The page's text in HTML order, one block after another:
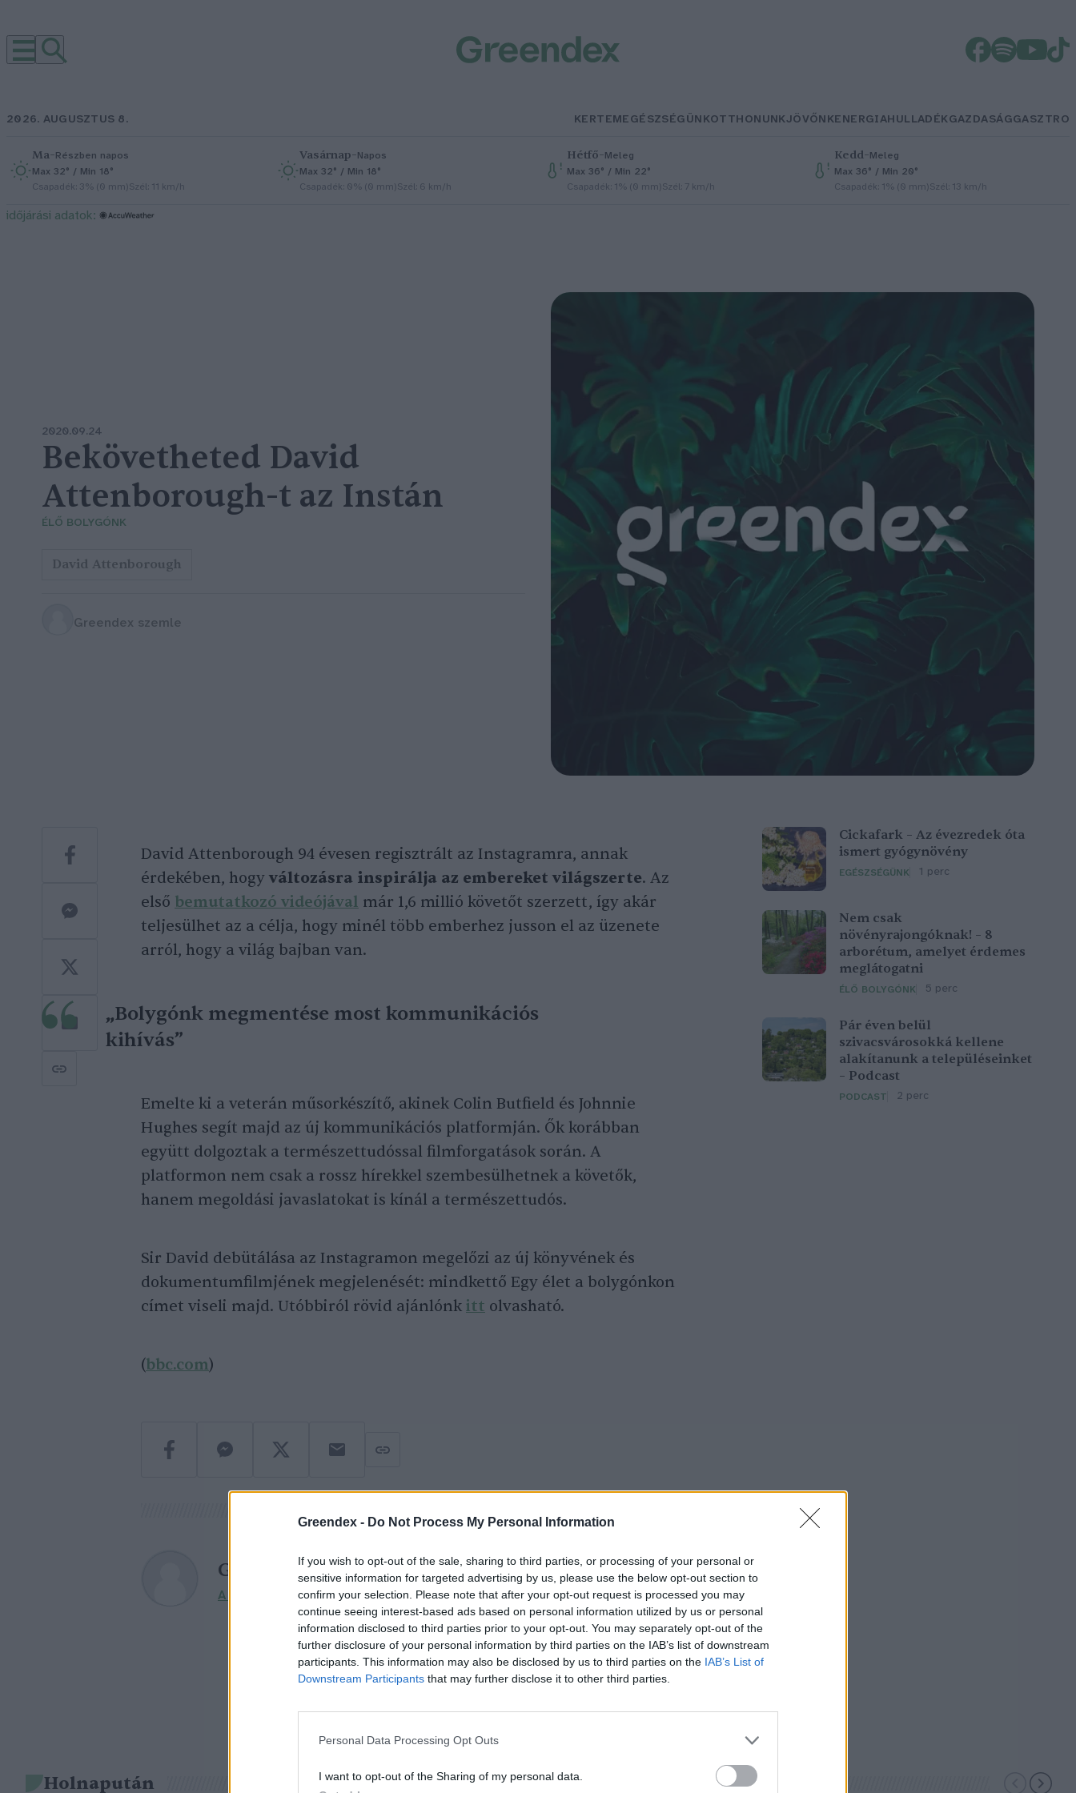
Greendex - Do Not Process My Personal Information
If you wish to opt-out of the sale, sharing to third parties, or processing of your personal or
sensitive information for targeted advertising by us, please use the below opt-out section to
confirm your selection. Please note that after your opt-out request is processed you may
continue seeing interest-based ads based on personal information utilized by us or personal
information disclosed to third parties prior to your opt-out. You may separately opt-out of the
further disclosure of your personal information by third parties on the IAB’s list of downstream
participants. This information may also be disclosed by us to third parties on the IAB’s List of
Downstream Participants that may further disclose it to other third parties.
Personal Data Processing Opt Outs
I want to opt-out of the Sharing of my personal data.
2026. AUGUSZTUS 8. KERTEMEGÉSZSÉGÜNKOTTHONUNKJÖVŐNKENERGIAHULLADÉKGAZDASÁGGASZTRO
Ma–Részben napos
Max 32° / Min 18°
Csapadék: 3% (0 mm)Szél: 11 km/h
Vasárnap–Napos
Max 32° / Min 18°
Csapadék: 0% (0 mm)Szél: 6 km/h
Hétfő–Meleg
Max 36° / Min 22°
Csapadék: 1% (0 mm)Szél: 7 km/h
Kedd–Meleg
Max 36° / Min 20°
Csapadék: 1% (0 mm)Szél: 13 km/h
időjárási adatok:
2020.09.24
Bekövetheted David
Attenborough-t az Instán
ÉLŐ BOLYGÓNK
David Attenborough
Greendex szemle
David Attenborough 94 évesen regisztrált az Instagramra, annak
érdekében, hogy változásra inspirálja az embereket világszerte. Az
első bemutatkozó videójával már 1,6 millió követőt szerzett, így akár
teljesülhet az a célja, hogy minél több emberhez jusson el az üzenete
arról, hogy a világ bajban van.
„Bolygónk megmentése most kommunikációs
kihívás”
Emelte ki a veterán műsorkészítő, akinek Colin Butfield és Johnnie
Hughes segít majd az új kommunikációs platformján. Ők korábban
együtt dolgoztak a természettudóssal filmforgatások során. A
platformon nem csak a rossz hírekkel szembesülhetnek a követők,
hanem megoldási javaslatokat is kínál a természettudós.
Sir David debütálása az Instagramon megelőzi az új könyvének és
dokumentumfilmjének megjelenését: mindkettő Egy élet a bolygónkon
címet viseli majd. Utóbbiról rövid ajánlónk itt olvasható.
(bbc.com)
Greendex szemle
A szerző további cikkei
Cickafark – Az évezredek óta
ismert gyógynövény
EGÉSZSÉGÜNK 1 perc
Nem csak
növényrajongóknak! – 8
arborétum, amelyet érdemes
meglátogatni
ÉLŐ BOLYGÓNK 5 perc
Pár éven belül
szivacsvárosokká kellene
alakítanunk a településeinket
– Podcast
PODCAST 2 perc
Holnapután